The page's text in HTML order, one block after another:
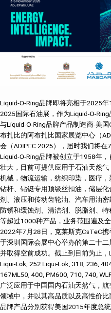
Liquid-O-Ring品牌即将亮相于2025
2025国际石油展，作为Liquid-O-
与Liquid-O-Ring品牌产品制造商-美
布扎比的阿布扎比国家展览中心（
会（ADIPEC 2025），届时我们将在
Liquid-O-Ring品牌被创立于1958年
壮大，目前可提供应用于石油天然
机械，物流运输，纺织印染，医疗，
钻杆、钻铤专用顶级丝扣油，储层
剂、液压和传动齿轮油、汽车用油密
防锈和缓蚀剂、清洁剂、脱脂剂、
等超过1000种产品，业务范围遍及
2022年7月28日，克莱斯克CsTeC
于深圳国际会展中心举办的第二十
并取得空前成功。截止到目前为止，
Liqui-Lok, 252 Liqui-Lok, 318, 236,
167ML50, 400, PM600, 710, 740,
广泛应用于中国国内石油天然气，
领域中，并以其高品质以及高性价
品牌产品分别获得美国2015年度总